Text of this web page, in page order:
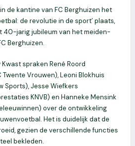
de kantine van FC Berghuizen het
de revolutie in de sport’ plaats,
40-jarig jubileum van het meiden-
Berghuizen.
spraken René Roord
Vrouwen), Leoni Blokhuis
Sports), Jesse Wiefkers
KNVB) en Hanneke Mensink
over de ontwikkeling
Het is duidelijk dat de
gezien de verschillende functies
bekleden.